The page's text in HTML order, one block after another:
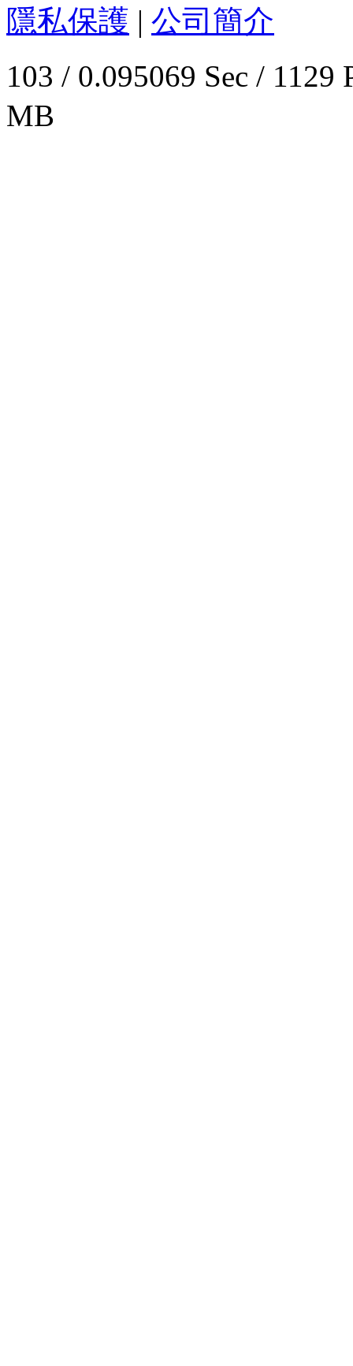
隱私保護 | 公司簡介
103 / 0.095069 Sec /
MB